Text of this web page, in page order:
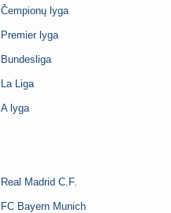
Čempionų lyga
Premier lyga
Bundesliga
La Liga
A lyga
Real Madrid C.F.
FC Bayern Munich